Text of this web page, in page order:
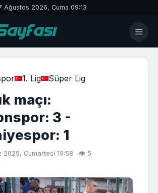
Ağustos 2026, Cuma 09:13
1. Lig Süper Lig
maçı:
3 -
1
2025, Cumartesi 19:58 · 👁 5